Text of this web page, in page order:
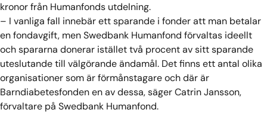
kronor från Humanfonds utdelning.
– I vanliga fall innebär ett sparande i fonder att man betalar
en fondavgift, men Swedbank Humanfond förvaltas ideellt
och spararna donerar istället två procent av sitt sparande
uteslutande till välgörande ändamål. Det finns ett antal olika
organisationer som är förmånstagare och där är
Barndiabetesfonden en av dessa, säger Catrin Jansson,
förvaltare på Swedbank Humanfond.